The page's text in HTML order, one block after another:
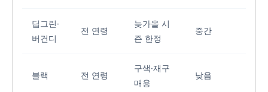
딥그린·
버건디
전 연령
늦가을 시
즌 한정
중간
블랙 전 연령
구색·재구
매용
낮음